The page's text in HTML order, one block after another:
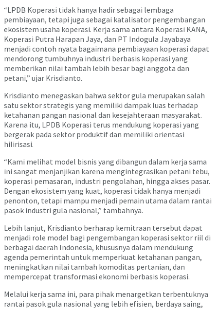
“LPDB Koperasi tidak hanya hadir sebagai lembaga
pembiayaan, tetapi juga sebagai katalisator pengembangan
ekosistem usaha koperasi. Kerja sama antara Koperasi KANA,
Koperasi Putra Harapan Jaya, dan PT Indogula Jayabaya
menjadi contoh nyata bagaimana pembiayaan koperasi dapat
mendorong tumbuhnya industri berbasis koperasi yang
memberikan nilai tambah lebih besar bagi anggota dan
petani,” ujar Krisdianto.
Krisdianto menegaskan bahwa sektor gula merupakan salah
satu sektor strategis yang memiliki dampak luas terhadap
ketahanan pangan nasional dan kesejahteraan masyarakat.
Karena itu, LPDB Koperasi terus mendukung koperasi yang
bergerak pada sektor produktif dan memiliki orientasi
hilirisasi.
“Kami melihat model bisnis yang dibangun dalam kerja sama
ini sangat menjanjikan karena mengintegrasikan petani tebu,
koperasi pemasaran, industri pengolahan, hingga akses pasar.
Dengan ekosistem yang kuat, koperasi tidak hanya menjadi
penonton, tetapi mampu menjadi pemain utama dalam rantai
pasok industri gula nasional,” tambahnya.
Lebih lanjut, Krisdianto berharap kemitraan tersebut dapat
menjadi role model bagi pengembangan koperasi sektor riil di
berbagai daerah Indonesia, khususnya dalam mendukung
agenda pemerintah untuk memperkuat ketahanan pangan,
meningkatkan nilai tambah komoditas pertanian, dan
mempercepat transformasi ekonomi berbasis koperasi.
Melalui kerja sama ini, para pihak menargetkan terbentuknya
rantai pasok gula nasional yang lebih efisien, berdaya saing,